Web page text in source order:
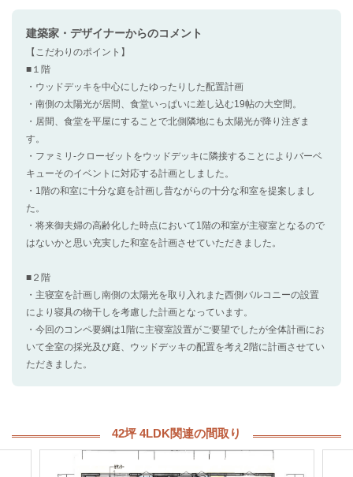
建築家・デザイナーからのコメント
【こだわりのポイント】
■１階
・ウッドデッキを中心にしたゆったりした配置計画
・南側の太陽光が居間、食堂いっぱいに差し込む19帖の大空間。
・居間、食堂を平屋にすることで北側隣地にも太陽光が降り注ぎま
す。
・ファミリ‐クローゼットをウッドデッキに隣接することによりバーベ
キューそのイベントに対応する計画としました。
・1階の和室に十分な庭を計画し昔ながらの十分な和室を提案しまし
た。
・将来御夫婦の高齢化した時点において1階の和室が主寝室となるので
はないかと思い充実した和室を計画させていただきました。
■２階
・主寝室を計画し南側の太陽光を取り入れまた西側バルコニーの設置
により寝具の物干しを考慮した計画となっています。
・今回のコンペ要綱は1階に主寝室設置がご要望でしたが全体計画にお
いて全室の採光及び庭、ウッドデッキの配置を考え2階に計画させてい
ただきました。
42坪 4LDK関連の間取り